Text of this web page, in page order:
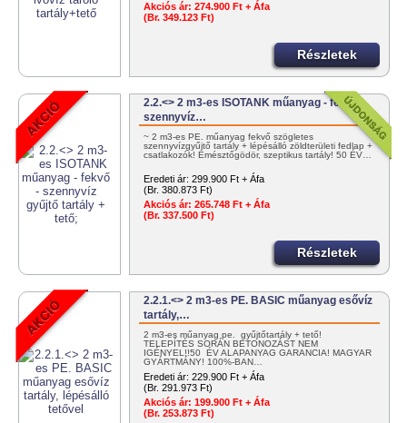
Akciós ár: 274.900 Ft + Áfa
(Br. 349.123 Ft)
Részletek
2.2.<> 2 m3-es ISOTANK műanyag - fekvő -
szennyvíz…
~ 2 m3-es PE. műanyag fekvő szögletes
szennyvízgyűjtő tartály + lépésálló zöldterületi fedlap +
csatlakozók! Emésztőgödör, szeptikus tartály! 50 ÉV…
Eredeti ár: 299.900 Ft + Áfa
(Br. 380.873 Ft)
Akciós ár: 265.748 Ft + Áfa
(Br. 337.500 Ft)
Részletek
2.2.1.<> 2 m3-es PE. BASIC műanyag esővíz
tartály,…
2 m3-es műanyag pe. gyűjtőtartály + tető!
TELEPÍTÉS SORÁN BETONOZÁST NEM
IGÉNYEL!!50 ÉV ALAPANYAG GARANCIA! MAGYAR
GYÁRTMÁNY! 100%-BAN…
Eredeti ár: 229.900 Ft + Áfa
(Br. 291.973 Ft)
Akciós ár: 199.900 Ft + Áfa
(Br. 253.873 Ft)